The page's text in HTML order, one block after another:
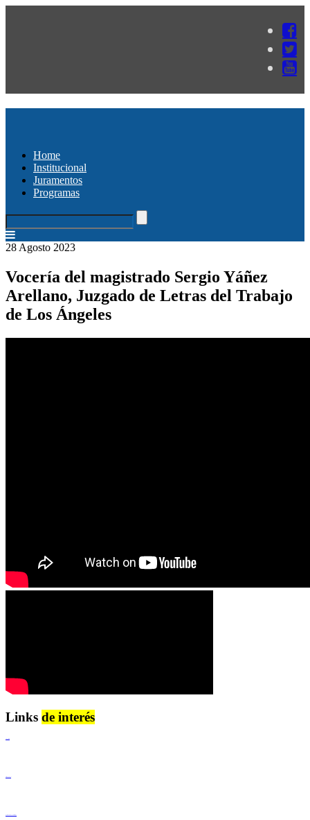
Home
Institucional
Juramentos
Programas
28 Agosto 2023
Vocería del magistrado Sergio Yáñez
Arellano, Juzgado de Letras del Trabajo
de Los Ángeles
Links de interés